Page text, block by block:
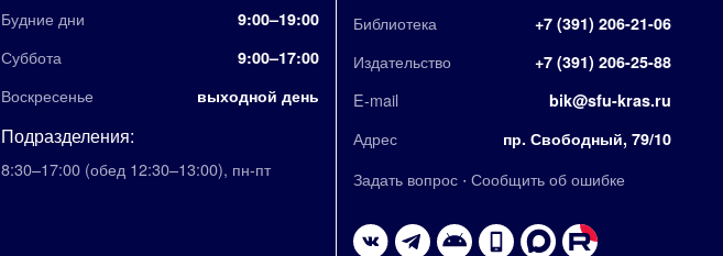
Будние дни 9:00–19:00
Суббота 9:00–17:00
Воскресенье выходной день
Подразделения:
8:30–17:00 (обед 12:30–13:00), пн-пт
Библиотека +7 (391) 206-21-06
Издательство +7 (391) 206-25-88
E-mail bik@sfu-kras.ru
Адрес пр. Свободный, 79/10
Задать вопрос · Сообщить об ошибке